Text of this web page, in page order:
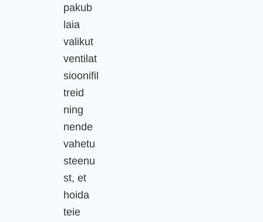
pakub
laia
valikut
ventilat
sioonifil
treid
ning
nende
vahetu
steenu
st, et
hoida
teie